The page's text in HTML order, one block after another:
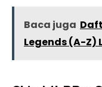
Baca juga
Legends (A-Z)